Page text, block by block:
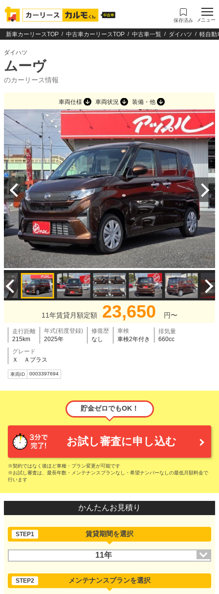
保存済み メニュー
新車カーリースTOP 中古車カーリースTOP 中古車一覧 ダイハツ 軽自動
ダイハツ
ムーヴ
のカーリース情報
車両仕様 車両状況 装備・他
11年賃貸月額定額 23,650 円〜
走行距離
215km
年式(初度登録)
2025年
修復歴
なし
車検
車検2年付き
排気量
660cc
グレード
Ｘ Ａプラス
車両ID 0003397694
貯金ゼロでもOK！
お試し審査に申し込む
※契約ではなく後ほど車種・プラン変更が可能です
※お試し審査は、最長年数・メンテナンスプランなし・希望ナンバーなしの最低月額料金で
行います
かんたんお見積り
STEP1 賃貸期間を選択
11年
STEP2 メンテナンスプランを選択